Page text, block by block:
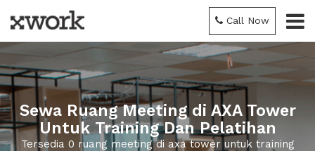
Call Now
Sewa Ruang Meeting di AXA Tower
Untuk Training Dan Pelatihan
Tersedia 0 ruang meeting di axa tower untuk training